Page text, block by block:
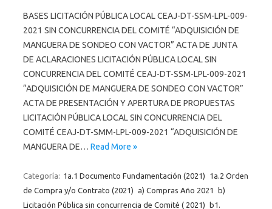
BASES LICITACIÓN PÚBLICA LOCAL CEAJ-DT-SSM-LPL-009-
2021 SIN CONCURRENCIA DEL COMITÉ “ADQUISICIÓN DE
MANGUERA DE SONDEO CON VACTOR” ACTA DE JUNTA
DE ACLARACIONES LICITACIÓN PÚBLICA LOCAL SIN
CONCURRENCIA DEL COMITÉ CEAJ-DT-SSM-LPL-009-2021
“ADQUISICIÓN DE MANGUERA DE SONDEO CON VACTOR”
ACTA DE PRESENTACIÓN Y APERTURA DE PROPUESTAS
LICITACIÓN PÚBLICA LOCAL SIN CONCURRENCIA DEL
COMITÉ CEAJ-DT-SMM-LPL-009-2021 “ADQUISICIÓN DE
MANGUERA DE… Read More »
Categoría: 1a.1 Documento Fundamentación (2021)
1a.2 Orden
de Compra y/o Contrato (2021)
a) Compras Año 2021
b)
Licitación Pública sin concurrencia de Comité ( 2021) b1.